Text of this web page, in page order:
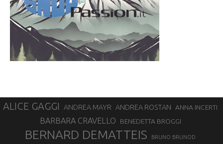
ALICE GAGGI ANDREA MAYR ANDREA ROSTAN ANNA INCERTI
BARBARA CRAVELLO BENEDETTA BROGGI
BERNARD DEMATTEIS BRUNO BRUNOD